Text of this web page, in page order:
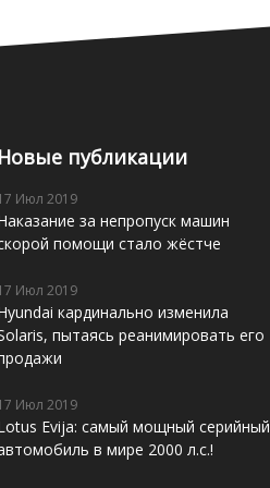
Новые публикации
Июл 2019
за непропуск машин
помощи стало жёстче
Июл 2019
кардинально изменила
пытаясь реанимировать его
Июл 2019
Evija: самый мощный серийный
в мире 2000 л.с.!